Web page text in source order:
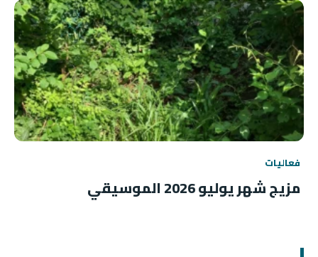
فعاليات
مزيج شهر يوليو 2026 الموسيقي